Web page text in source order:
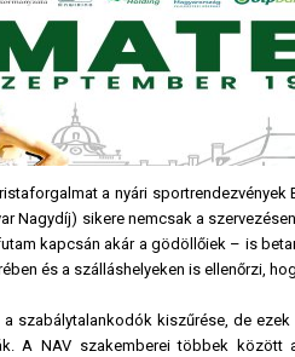
a nyári
Nagydíj) sikere nemcsak a
kapcsán akár a gödöllőiek – is
és a szálláshelyeken is ellenőrzi,
szabálytalankodók kiszűrése, de
A NAV szakemberei többek között